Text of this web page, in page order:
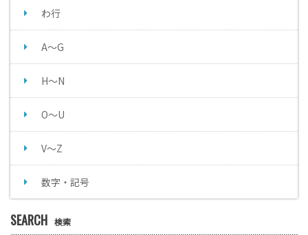
わ行
A～G
H～N
O～U
V～Z
数字・記号
SEARCH 検索